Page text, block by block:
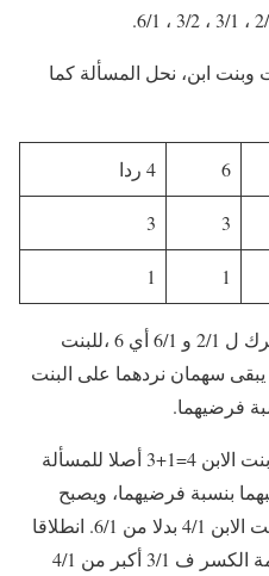
ابن، نحل المسألة كما
6 4 ردا
3
3
1
1
تكون المسألة من المخرج المشترك ل 2/1 و 6/1 أي 6 ،للبنت
3 ولبنت الابن السدس 1، يبقى سهمان نردهما على البنت
فرضيهما.
فإننا نجعل مجموع سهام البنت وبنت الابن 4=1+3 أصلا للمسألة
نصيبهما بنسبة فرضيهما، ويصبح
نصيب البنت 4/3 بدلا من 6/3 و بنت الابن 4/1 بدلا من 6/1. انطلاقا
من أن المخرج إذا صغر زادت قيمة الكسر ف 3/1 أكبر من 4/1